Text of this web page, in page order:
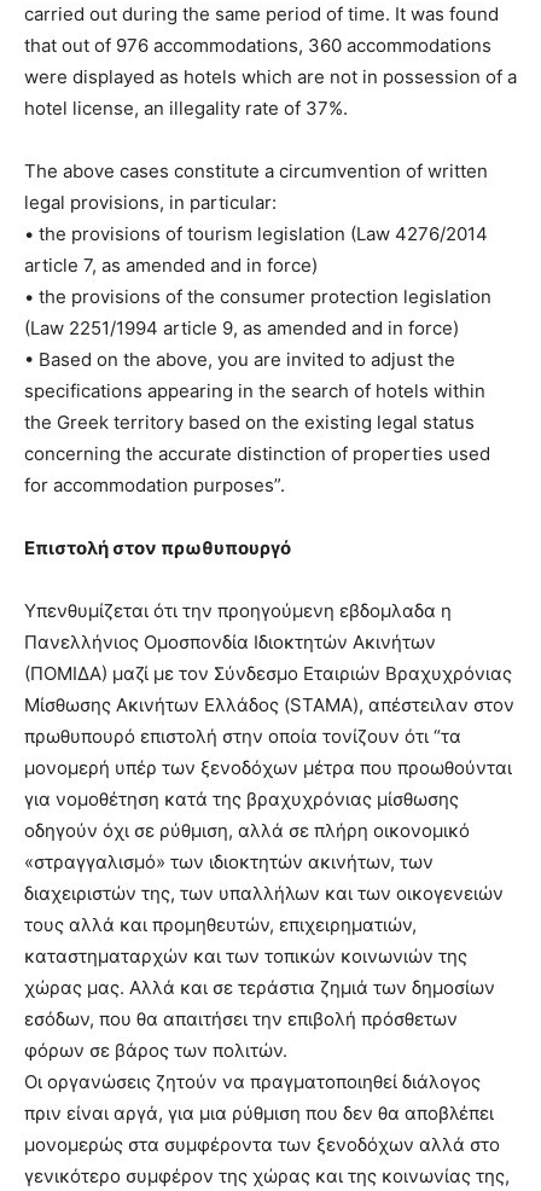
carried out during the same period of time. It was found
that out of 976 accommodations, 360 accommodations
were displayed as hotels which are not in possession of a
hotel license, an illegality rate of 37%.
The above cases constitute a circumvention of written
legal provisions, in particular:
• the provisions of tourism legislation (Law 4276/2014
article 7, as amended and in force)
• the provisions of the consumer protection legislation
(Law 2251/1994 article 9, as amended and in force)
• Based on the above, you are invited to adjust the
specifications appearing in the search of hotels within
the Greek territory based on the existing legal status
concerning the accurate distinction of properties used
for accommodation purposes”.
Επιστολή στον πρωθυπουργό
Υπενθυμίζεται ότι την προηγούμενη εβδομλαδα η
Πανελλήνιος Ομοσπονδία Ιδιοκτητών Ακινήτων
(ΠΟΜΙΔΑ) μαζί με τον Σύνδεσμο Εταιριών Βραχυχρόνιας
Μίσθωσης Ακινήτων Ελλάδος (STAMA), απέστειλαν στον
πρωθυπουρό επιστολή στην οποία τονίζουν ότι “τα
μονομερή υπέρ των ξενοδόχων μέτρα που προωθούνται
για νομοθέτηση κατά της βραχυχρόνιας μίσθωσης
οδηγούν όχι σε ρύθμιση, αλλά σε πλήρη οικονομικό
«στραγγαλισμό» των ιδιοκτητών ακινήτων, των
διαχειριστών της, των υπαλλήλων και των οικογενειών
τους αλλά και προμηθευτών, επιχειρηματιών,
καταστηματαρχών και των τοπικών κοινωνιών της
χώρας μας. Αλλά και σε τεράστια ζημιά των δημοσίων
εσόδων, που θα απαιτήσει την επιβολή πρόσθετων
φόρων σε βάρος των πολιτών.
Οι οργανώσεις ζητούν να πραγματοποιηθεί διάλογος
πριν είναι αργά, για μια ρύθμιση που δεν θα αποβλέπει
μονομερώς στα συμφέροντα των ξενοδόχων αλλά στο
γενικότερο συμφέρον της χώρας και της κοινωνίας της,